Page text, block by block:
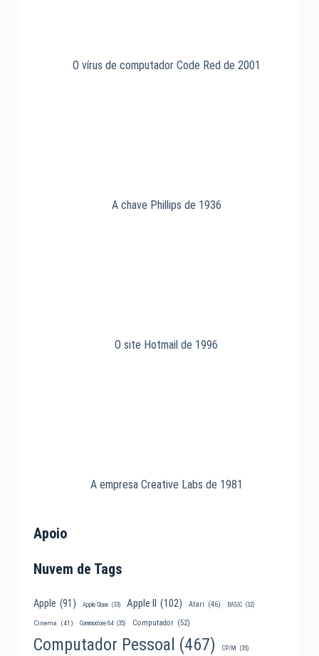
O vírus de computador Code Red de 2001
A chave Phillips de 1936
O site Hotmail de 1996
A empresa Creative Labs de 1981
Apoio
Nuvem de Tags
Apple (91) Apple Clone (33) Apple II (102) Atari (46) BASIC (32)
Cinema (41) Commodore 64 (35) Computador (52)
Computador Pessoal (467) CP/M (35)